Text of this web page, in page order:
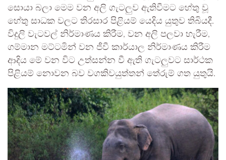
සොයා බලා මෙම වන අලි ගැටලුව ඇතිවීමට හේතු වූ
හේතු සාධක වලට තිරසාර පිළියම් යෙදිය යුතුව තිබියදී.
විදුලි වැටවල් නිර්මාණය කිරීම, වන අලි පලවා හැරීම,
ගම්මාන මට්ටමින් වන ජීවී කාර්යාල නිර්මාණය කිරීම
ආදිය මේ වන විට උත්සන්න වී ඇති ගැටලුවට සාර්ථක
පිළියම් නොවන බව වගකිවයුත්තන් තේරුම් ගත යුතුයි.